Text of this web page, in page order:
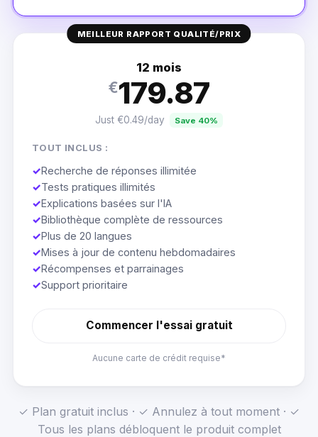
MEILLEUR RAPPORT QUALITÉ/PRIX
12 mois
€179.87
Just €0.49/day Save 40%
TOUT INCLUS :
✓Recherche de réponses illimitée
✓Tests pratiques illimités
✓Explications basées sur l'IA
✓Bibliothèque complète de ressources
✓Plus de 20 langues
✓Mises à jour de contenu hebdomadaires
✓Récompenses et parrainages
✓Support prioritaire
Commencer l'essai gratuit
Aucune carte de crédit requise*
✓ Plan gratuit inclus · ✓ Annulez à tout moment · ✓
Tous les plans débloquent le produit complet